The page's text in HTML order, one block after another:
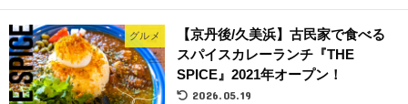
グルメ
【京丹後/久美浜】古民家で食べる
スパイスカレーランチ『THE
SPICE』2021年オープン！
2026.05.19